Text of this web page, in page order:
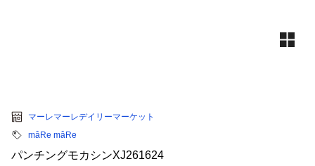
マーレマーレデイリーマーケット
mâRe mâRe
パンチングモカシンXJ261624